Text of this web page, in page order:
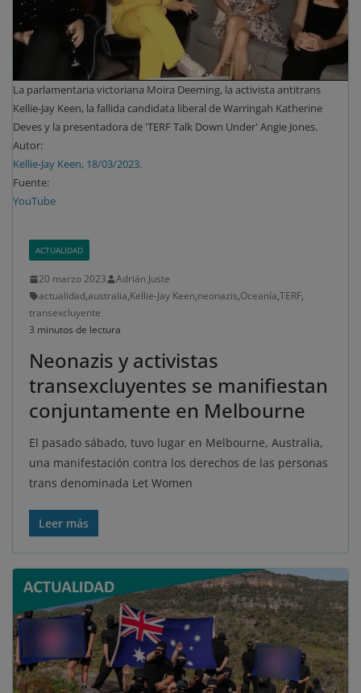
La parlamentaria victoriana Moira Deeming, la activista antitrans
Kellie-Jay Keen, la fallida candidata liberal de Warringah Katherine
Deves y la presentadora de 'TERF Talk Down Under' Angie Jones.
Autor:
Kellie-Jay Keen, 18/03/2023.
Fuente:
YouTube
ACTUALIDAD
20 marzo 2023
Adrián Juste
actualidad,australia,Kellie-Jay Keen,neonazis,Oceanía,TERF,
transexcluyente
3 minutos de lectura
Neonazis y activistas
transexcluyentes se manifiestan
conjuntamente en Melbourne
El pasado sábado, tuvo lugar en Melbourne, Australia,
una manifestación contra los derechos de las personas
trans denominada Let Women
Leer más